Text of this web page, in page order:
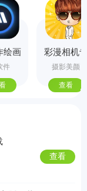
绘画
助
件
彩漫相机
业版
摄影美颜
查看
查看